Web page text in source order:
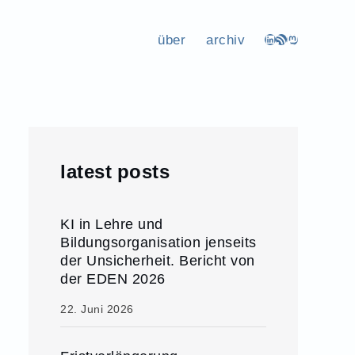
über archiv LinkedIn
RSS-FeedMastodon
latest posts
KI in Lehre und
Bildungsorganisation jenseits
der Unsicherheit. Bericht von
der EDEN 2026
22. Juni 2026